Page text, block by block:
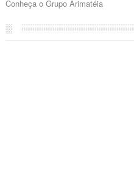
Conheça o Grupo Arimatéia
░